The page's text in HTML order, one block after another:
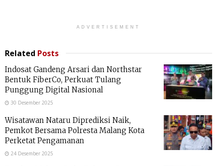
ADVERTISEMENT
Related Posts
Indosat Gandeng Arsari dan Northstar
Bentuk FiberCo, Perkuat Tulang
Punggung Digital Nasional
30 Desember 2025
Wisatawan Nataru Diprediksi Naik,
Pemkot Bersama Polresta Malang Kota
Perketat Pengamanan
24 Desember 2025